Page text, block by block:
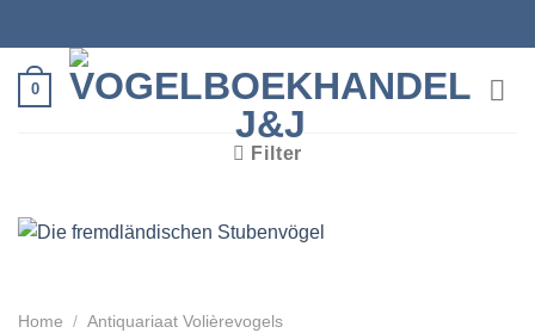
naar
inhoud
0
Filter
Home / Antiquariaat Volièrevogels